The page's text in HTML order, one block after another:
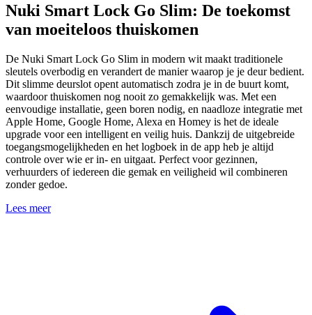
Nuki Smart Lock Go Slim: De toekomst
van moeiteloos thuiskomen
De Nuki Smart Lock Go Slim in modern wit maakt traditionele
sleutels overbodig en verandert de manier waarop je je deur bedient.
Dit slimme deurslot opent automatisch zodra je in de buurt komt,
waardoor thuiskomen nog nooit zo gemakkelijk was. Met een
eenvoudige installatie, geen boren nodig, en naadloze integratie met
Apple Home, Google Home, Alexa en Homey is het de ideale
upgrade voor een intelligent en veilig huis. Dankzij de uitgebreide
toegangsmogelijkheden en het logboek in de app heb je altijd
controle over wie er in- en uitgaat. Perfect voor gezinnen,
verhuurders of iedereen die gemak en veiligheid wil combineren
zonder gedoe.
Lees meer